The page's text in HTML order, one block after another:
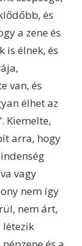
és
a zene és
is élnek, és
van, és
élhet az
Kiemelte,
arra, hogy
vagy
nem így
nem árt,
létezik